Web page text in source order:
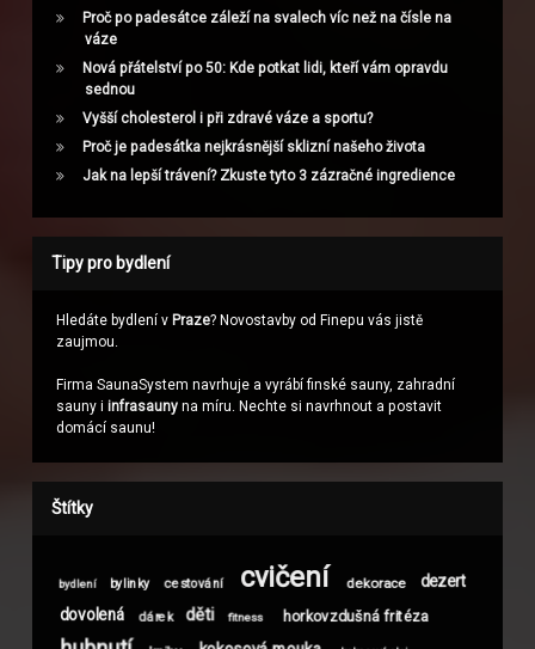
Proč po padesátce záleží na svalech víc než na čísle na
váze
Nová přátelství po 50: Kde potkat lidi, kteří vám opravdu
sednou
Vyšší cholesterol i při zdravé váze a sportu?
Proč je padesátka nejkrásnější sklizní našeho života
Jak na lepší trávení? Zkuste tyto 3 zázračné ingredience
Tipy pro bydlení
Hledáte bydlení v Praze? Novostavby od Finepu vás jistě
zaujmou.
Firma SaunaSystem navrhuje a vyrábí finské sauny, zahradní
sauny iinfrasauny na míru. Nechte si navrhnout a postavit
domácí saunu!
Štítky
bydlení bylinky cestování cvičení dekorace
dezert
dovolená
dárek děti fitness horkovzdušná fritéza